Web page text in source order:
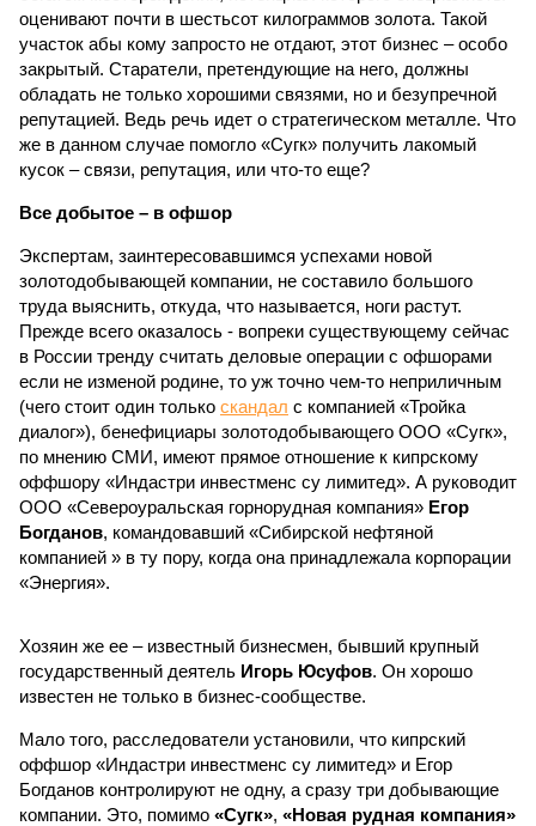
оценивают почти в шестьсот килограммов золота. Такой
участок абы кому запросто не отдают, этот бизнес – особо
закрытый. Старатели, претендующие на него, должны
обладать не только хорошими связями, но и безупречной
репутацией. Ведь речь идет о стратегическом металле. Что
же в данном случае помогло «Сугк» получить лакомый
кусок – связи, репутация, или что-то еще?
Все добытое – в офшор
Экспертам, заинтересовавшимся успехами новой
золотодобывающей компании, не составило большого
труда выяснить, откуда, что называется, ноги растут.
Прежде всего оказалось - вопреки существующему сейчас
в России тренду считать деловые операции с офшорами
если не изменой родине, то уж точно чем-то неприличным
(чего стоит один только скандал с компанией «Тройка
диалог»), бенефициары золотодобывающего ООО «Сугк»,
по мнению СМИ, имеют прямое отношение к кипрскому
оффшору «Индастри инвестменс су лимитед». А руководит
ООО «Североуральская горнорудная компания» Егор
Богданов, командовавший «Сибирской нефтяной
компанией » в ту пору, когда она принадлежала корпорации
«Энергия».
Хозяин же ее – известный бизнесмен, бывший крупный
государственный деятель Игорь Юсуфов. Он хорошо
известен не только в бизнес-сообществе.
Мало того, расследователи установили, что кипрский
оффшор «Индастри инвестменс су лимитед» и Егор
Богданов контролируют не одну, а сразу три добывающие
компании. Это, помимо «Сугк», «Новая рудная компания»